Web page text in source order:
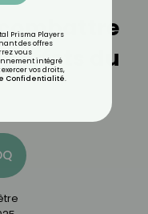
effets du
Prisma Players
des offres
vous
intégré
vos droits,
Confidentialité.